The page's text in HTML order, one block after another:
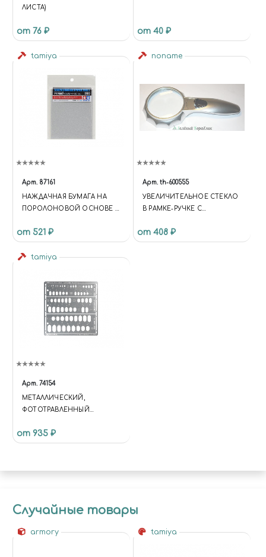
ЛИСТА)
от 76 ₽ от 40 ₽
tamiya
Арт. 87161
НАЖДАЧНАЯ БУМАГА НА
ПОРОЛОНОВОЙ ОСНОВЕ С
от 521 ₽
noname
Арт. th-600555
УВЕЛИЧИТЕЛЬНОЕ СТЕКЛО
В РАМКЕ-РУЧКЕ С
от 408 ₽
tamiya
Арт. 74154
МЕТАЛЛИЧЕСКИЙ,
ФОТОТРАВЛЕННЫЙ
от 935 ₽
Случайные товары
armory tamiya